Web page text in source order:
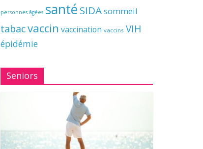
personnes âgées santé SIDAsommeil
tabacvaccin vaccination vaccins VIH
épidémie
Seniors